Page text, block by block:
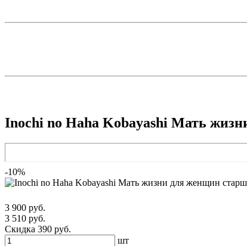
Inochi no Haha Kobayashi Мать
-10%
3 900 руб.
3 510 руб.
Скидка 390 руб.
шт